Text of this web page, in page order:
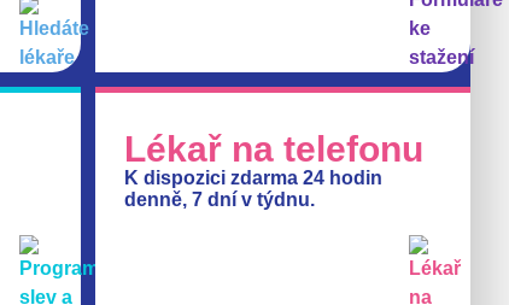
Lékař na telefonu
K dispozici zdarma 24 hodin
denně, 7 dní v týdnu.